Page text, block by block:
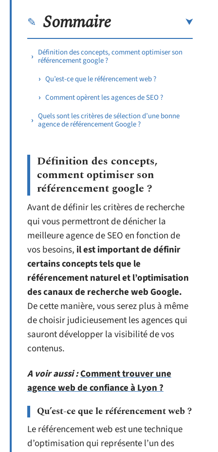
Sommaire
Définition des concepts, comment optimiser son
référencement google ?
Qu’est-ce que le référencement web ?
Comment opèrent les agences de SEO ?
Quels sont les critères de sélection d’une bonne
agence de référencement Google ?
Définition des concepts,
comment optimiser son
référencement google ?
Avant de définir les critères de recherche
qui vous permettront de dénicher la
meilleure agence de SEO en fonction de
vos besoins, il est important de définir
certains concepts tels que le
référencement naturel et l’optimisation
des canaux de recherche web Google.
De cette manière, vous serez plus à même
de choisir judicieusement les agences qui
sauront développer la visibilité de vos
contenus.
A voir aussi :Comment trouver une
agence web de confiance à Lyon ?
Qu’est-ce que le référencement web ?
Le référencement web est une technique
d’optimisation qui représente l’un des